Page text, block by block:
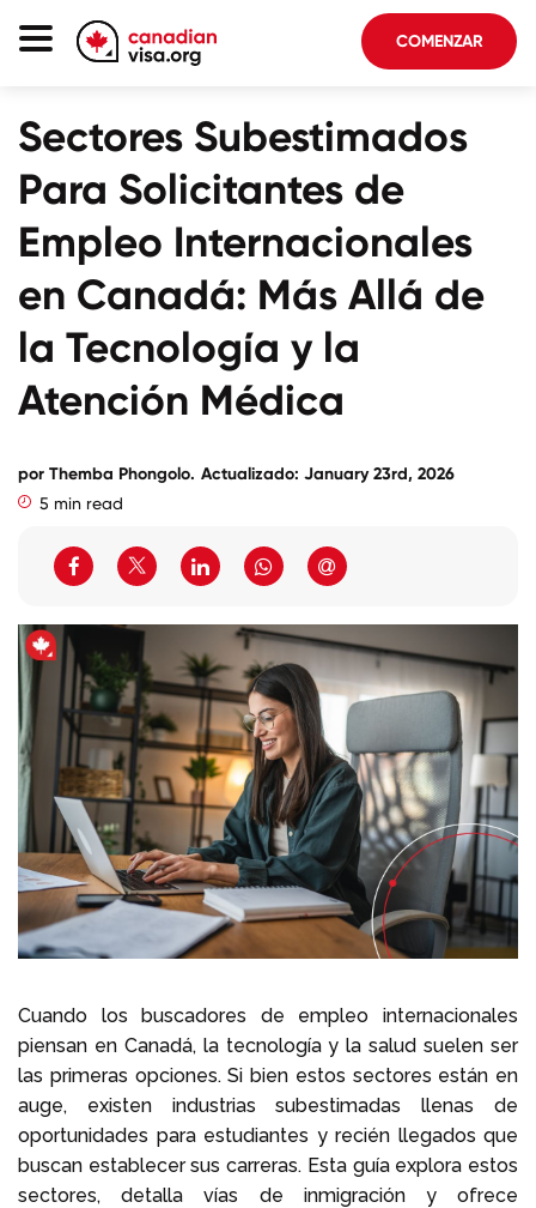
COMENZAR
Sectores Subestimados
Para Solicitantes de
Empleo Internacionales
en Canadá: Más Allá de
la Tecnología y la
Atención Médica
por Themba Phongolo. Actualizado: January 23rd, 2026
5 min read
Cuando los buscadores de empleo internacionales
piensan en Canadá, la tecnología y la salud suelen ser
las primeras opciones. Si bien estos sectores están en
auge, existen industrias subestimadas llenas de
oportunidades para estudiantes y recién llegados que
buscan establecer sus carreras. Esta guía explora estos
sectores, detalla vías de inmigración y ofrece
Acerca De Nosotros
Blog
FAQ
COMENZAR
Seleccionar idioma